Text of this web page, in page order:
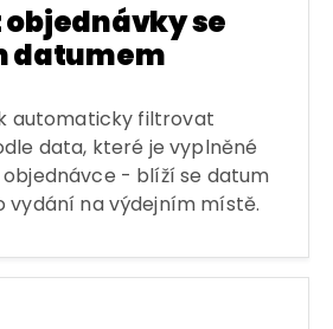
se
datumem
automaticky filtrovat
data, které je vyplněné
- blíží se datum
vydání na výdejním místě.